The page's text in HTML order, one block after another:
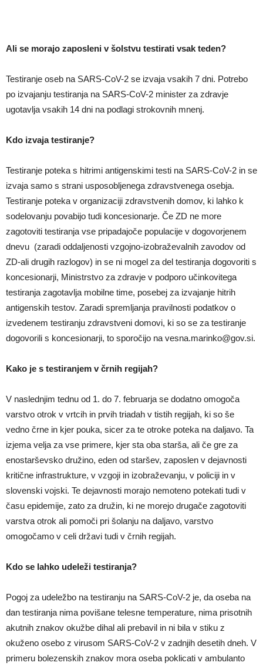
Ali se morajo zaposleni v šolstvu testirati vsak teden?
Testiranje oseb na SARS-CoV-2 se izvaja vsakih 7 dni. Potrebo
po izvajanju testiranja na SARS-CoV-2 minister za zdravje
ugotavlja vsakih 14 dni na podlagi strokovnih mnenj.
Kdo izvaja testiranje?
Testiranje poteka s hitrimi antigenskimi testi na SARS-CoV-2 in se
izvaja samo s strani usposobljenega zdravstvenega osebja.
Testiranje poteka v organizaciji zdravstvenih domov, ki lahko k
sodelovanju povabijo tudi koncesionarje. Če ZD ne more
zagotoviti testiranja vse pripadajoče populacije v dogovorjenem
dnevu (zaradi oddaljenosti vzgojno-izobraževalnih zavodov od
ZD-ali drugih razlogov) in se ni mogel za del testiranja dogovoriti s
koncesionarji, Ministrstvo za zdravje v podporo učinkovitega
testiranja zagotavlja mobilne time, posebej za izvajanje hitrih
antigenskih testov. Zaradi spremljanja pravilnosti podatkov o
izvedenem testiranju zdravstveni domovi, ki so se za testiranje
dogovorili s koncesionarji, to sporočijo na vesna.marinko@gov.si.
Kako je s testiranjem v črnih regijah?
V naslednjim tednu od 1. do 7. februarja se dodatno omogoča
varstvo otrok v vrtcih in prvih triadah v tistih regijah, ki so še
vedno črne in kjer pouka, sicer za te otroke poteka na daljavo. Ta
izjema velja za vse primere, kjer sta oba starša, ali če gre za
enostarševsko družino, eden od staršev, zaposlen v dejavnosti
kritične infrastrukture, v vzgoji in izobraževanju, v policiji in v
slovenski vojski. Te dejavnosti morajo nemoteno potekati tudi v
času epidemije, zato za družin, ki ne morejo drugače zagotoviti
varstva otrok ali pomoči pri šolanju na daljavo, varstvo
omogočamo v celi državi tudi v črnih regijah.
Kdo se lahko udeleži testiranja?
Pogoj za udeležbo na testiranju na SARS-CoV-2 je, da oseba na
dan testiranja nima povišane telesne temperature, nima prisotnih
akutnih znakov okužbe dihal ali prebavil in ni bila v stiku z
okuženo osebo z virusom SARS-CoV-2 v zadnjih desetih dneh. V
primeru bolezenskih znakov mora oseba poklicati v ambulanto